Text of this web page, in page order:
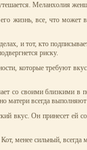
Меланхолия
жизнь, все, что
и тот, кто
риску.
которые требуют
со своими близкими в
матери всегда
вкус. Он принесет
менее сильный,